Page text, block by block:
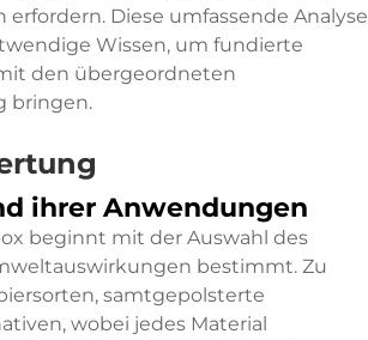
Diese umfassende Analyse
Wissen, um fundierte
den übergeordneten
bringen.
ihrer Anwendungen
beginnt mit der Auswahl des
bestimmt. Zu
samtgepolsterte
wobei jedes Material